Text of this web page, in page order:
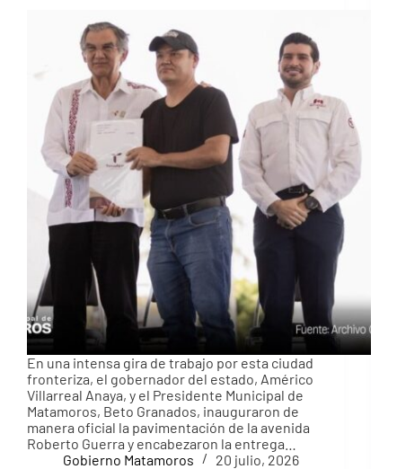
En una intensa gira de trabajo por esta ciudad
fronteriza, el gobernador del estado, Américo
Villarreal Anaya, y el Presidente Municipal de
Matamoros, Beto Granados, inauguraron de
manera oficial la pavimentación de la avenida
Roberto Guerra y encabezaron la entrega…
Gobierno Matamoros
20 julio, 2026